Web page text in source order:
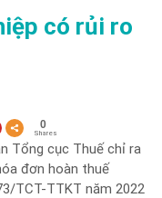
có rủi ro
0
Shares
Tổng cục Thuế chỉ ra
đơn hoàn thuế
TCT-TTKT năm 2022